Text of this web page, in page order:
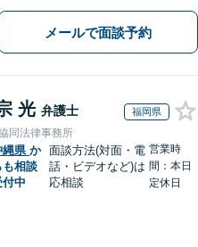
メールで面談予約
光 弁護士 福岡県
同法律事務所
縄県 か
も相談
付中
面談方法(対面・電
話・ビデオなど)は
応相談
営業時
間：本日
定休日